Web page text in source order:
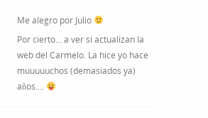
Me alegro por Julio
Por cierto… a ver si actualizan la
web del Carmelo. La hice yo hace
muuuuuchos (demasiados ya)
años….